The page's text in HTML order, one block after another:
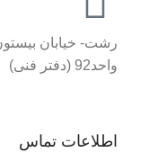
واحد92 (دفتر فنی)
اطلاعات تماس